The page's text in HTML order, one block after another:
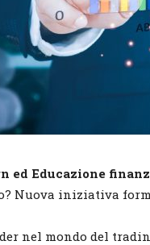
ed Educazione
Nuova iniziativa
nel mondo del